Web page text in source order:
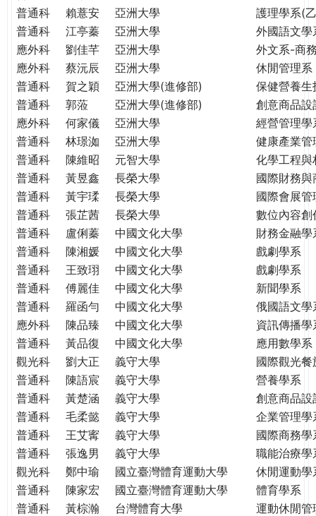
普通科
賴薏安 亞洲大學
護理學系(
普通科
江亭蓁 亞洲大學
外國語文學
應外科
劉佳芊 亞洲大學
外文系-商
應外科
蔡沅辰 亞洲大學
休閒管理系
普通科
賀之穎 亞洲大學(進修部)
保健營養生
普通科
郭蒞 亞洲大學(進修部)
創意商品設
應外科
何家儀 亞洲大學
經營管理學
普通科
林璟洳 亞洲大學
健康產業
普通科
陳維昭 元智大學
化學工程與
普通科
黃昱鑫 長榮大學
國際財務
普通科
黃宇瑈 長榮大學
國際會展
普通科
張芷茜 長榮大學
數位內容創
普通科
盧俐蓁 中國文化大學
財務金融
普通科
陳湘媛 中國文化大學
戲劇學系
普通科
王致珝 中國文化大學
戲劇學系
普通科
傅麗佳 中國文化大學
新聞學系
普通科
羅函勻 中國文化大學
俄國語文學
應外科
陳品臻 中國文化大學
資訊傳播學
普通科
黃品復 中國文化大學
應用數學系
觀光科
劉大正 義守大學
國際觀光
普通科
陳語宸 義守大學
營養學系
普通科
黃楚涵 義守大學
創意商品設
普通科
毛柔懿 義守大學
企業管理學
普通科
王艾寗 義守大學
國際商務學
普通科
張逸男 義守大學
職能治療學
觀光科
鄭中瑜 國立臺灣體育運動大學
休閒運動學
普通科
陳家宏 國立臺灣體育運動大學
體育學系
普通科
黃棕瀚 台灣體育大學
運動休閒管